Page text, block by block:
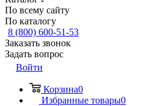
По всему сайту
По каталогу
8 (800) 600-51-53
Заказать звонок
Задать вопрос
Войти
Корзина0
Избранные товары0